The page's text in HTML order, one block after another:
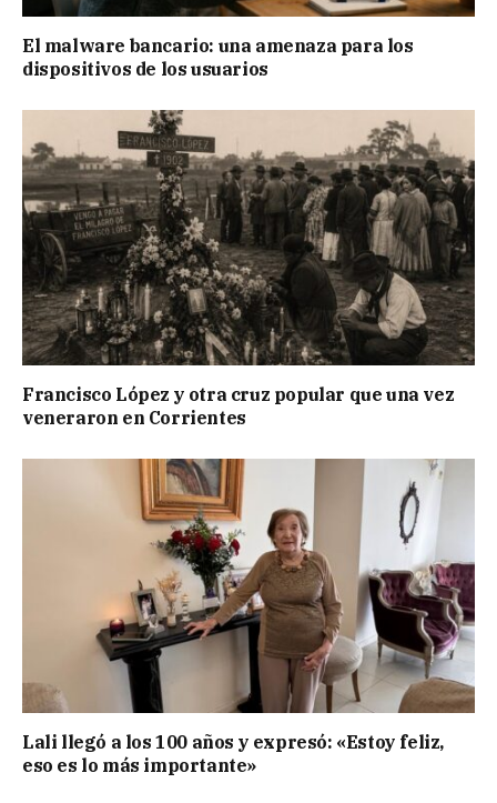
El malware bancario: una amenaza para los
dispositivos de los usuarios
Francisco López y otra cruz popular que una vez
veneraron en Corrientes
Lali llegó a los 100 años y expresó: «Estoy feliz,
eso es lo más importante»